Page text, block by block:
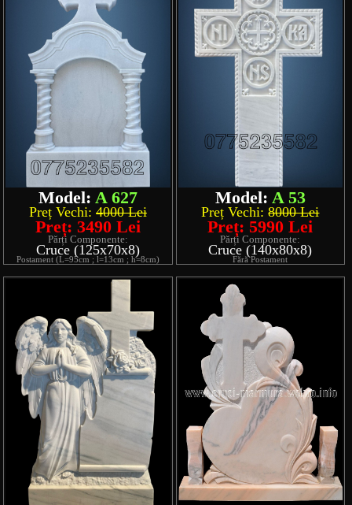
Model: A 627
Preț Vechi: 4000 Lei
Preț: 3490 Lei
Părți Componente:
Cruce (125x70x8)
Postament (L=95cm ; l=13cm ; h=8cm)
Model: A 53
Preț Vechi:8000 Lei
Preț: 5990 Lei
Părți Componente:
Cruce (140x80x8)
Fără Postament